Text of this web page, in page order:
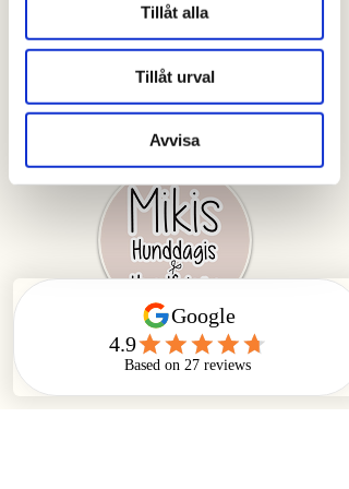
Tillåt alla
Tillåt urval
Avvisa
Crunchy organic pumpkin
biscuits that dogs love.
Våra öppettider
mån-fre 07:30 - 18:00